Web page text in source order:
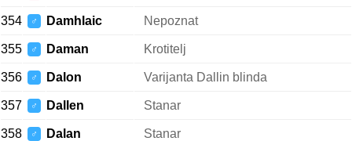
354 ♂ Damhlaic Nepoznat
355 ♂ Daman Krotitelj
356 ♂ Dalon Varijanta Dallin blinda
357 ♂ Dallen Stanar
358 ♂ Dalan Stanar